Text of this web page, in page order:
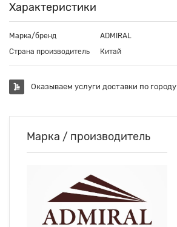
Характеристики
Марка/бренд
ADMIRAL
Страна производитель
Китай
Оказываем услуги доставки по городу
Марка / производитель